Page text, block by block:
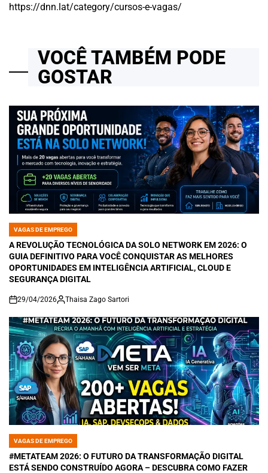
https://dnn.lat/category/cursos-e-vagas/
VOCÊ TAMBÉM PODE
GOSTAR
POSTED
IN
VAGAS DE EMPREGO
A REVOLUÇÃO TECNOLÓGICA DA SOLO NETWORK EM 2026: O
GUIA DEFINITIVO PARA VOCÊ CONQUISTAR AS MELHORES
OPORTUNIDADES EM INTELIGÊNCIA ARTIFICIAL, CLOUD E
SEGURANÇA DIGITAL
on
29/04/2026 Thaisa Zago Sartori
POSTED
IN
VAGAS DE EMPREGO
#METATEAM 2026: O FUTURO DA TRANSFORMAÇÃO DIGITAL
ESTÁ SENDO CONSTRUÍDO AGORA – DESCUBRA COMO FAZER